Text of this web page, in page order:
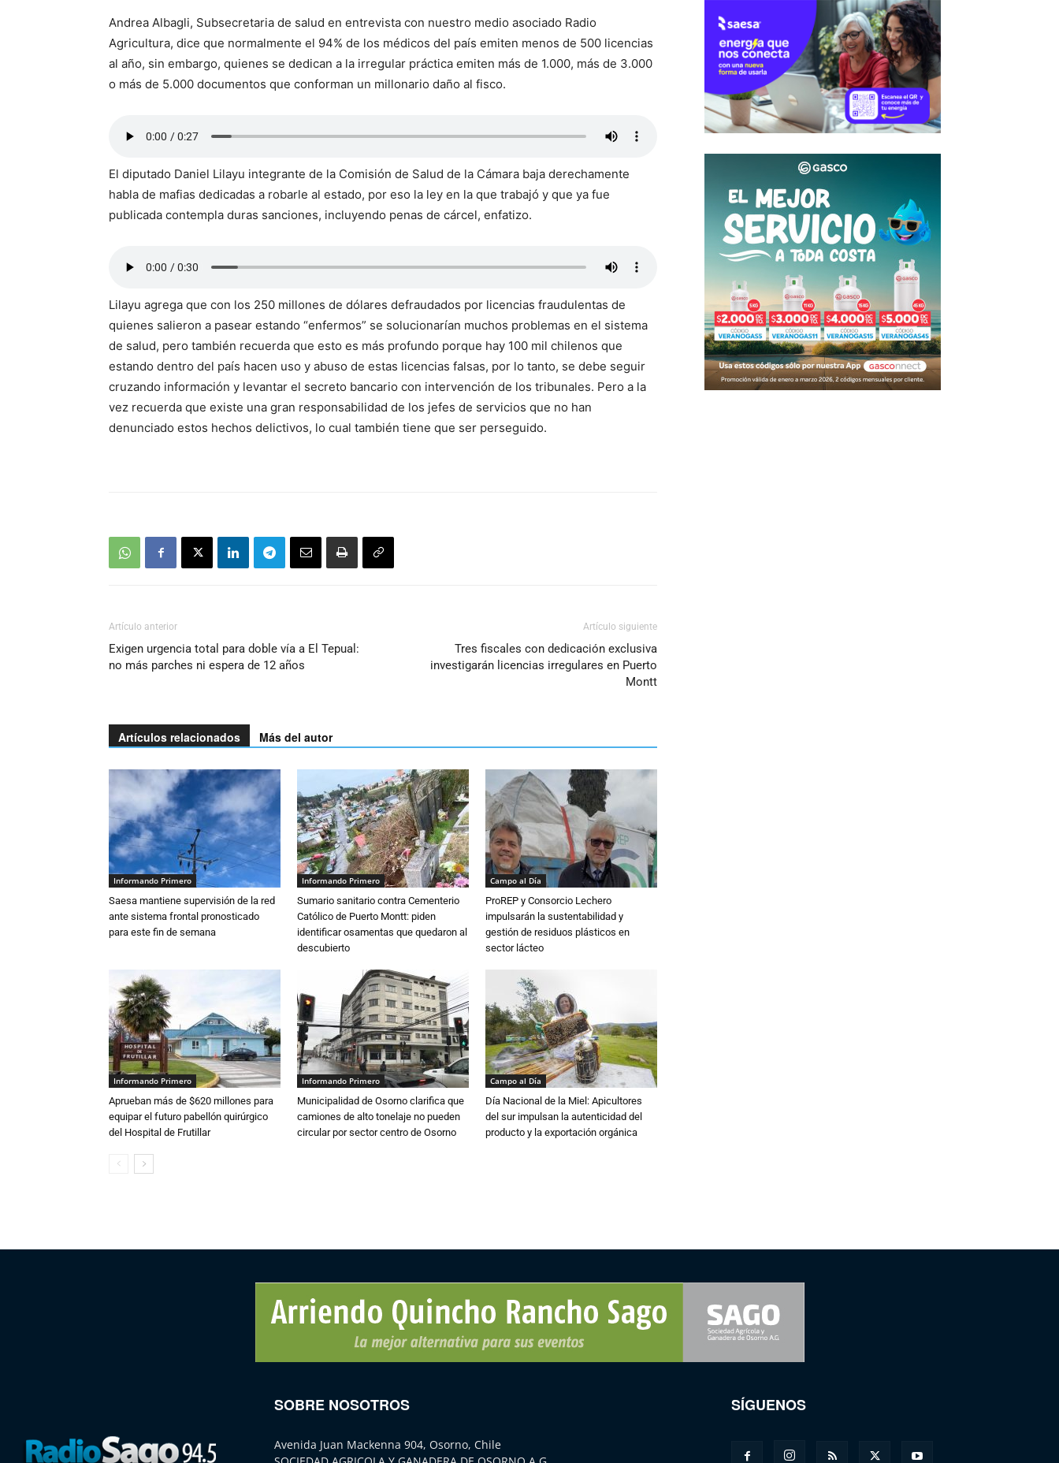
Andrea Albagli, Subsecretaria de salud en entrevista con nuestro medio asociado Radio
Agricultura, dice que normalmente el 94% de los médicos del país emiten menos de 500 licencias
al año, sin embargo, quienes se dedican a la irregular práctica emiten más de 1.000, más de 3.000
o más de 5.000 documentos que conforman un millonario daño al fisco.
El diputado Daniel Lilayu integrante de la Comisión de Salud de la Cámara baja derechamente
habla de mafias dedicadas a robarle al estado, por eso la ley en la que trabajó y que ya fue
publicada contempla duras sanciones, incluyendo penas de cárcel, enfatizo.
Lilayu agrega que con los 250 millones de dólares defraudados por licencias fraudulentas de
quienes salieron a pasear estando “enfermos” se solucionarían muchos problemas en el sistema
de salud, pero también recuerda que esto es más profundo porque hay 100 mil chilenos que
estando dentro del país hacen uso y abuso de estas licencias falsas, por lo tanto, se debe seguir
cruzando información y levantar el secreto bancario con intervención de los tribunales. Pero a la
vez recuerda que existe una gran responsabilidad de los jefes de servicios que no han
denunciado estos hechos delictivos, lo cual también tiene que ser perseguido.
Artículo anterior
Exigen urgencia total para doble vía a El Tepual:
no más parches ni espera de 12 años
Artículo siguiente
Tres fiscales con dedicación exclusiva
investigarán licencias irregulares en Puerto
Montt
Artículos relacionados Más del autor
Informando Primero
Saesa mantiene supervisión de la red
ante sistema frontal pronosticado
para este fin de semana
Informando Primero
Sumario sanitario contra Cementerio
Católico de Puerto Montt: piden
identificar osamentas que quedaron al
descubierto
Campo al Día
ProREP y Consorcio Lechero
impulsarán la sustentabilidad y
gestión de residuos plásticos en
sector lácteo
Informando Primero
Aprueban más de $620 millones para
equipar el futuro pabellón quirúrgico
del Hospital de Frutillar
Informando Primero
Municipalidad de Osorno clarifica que
camiones de alto tonelaje no pueden
circular por sector centro de Osorno
Campo al Día
Día Nacional de la Miel: Apicultores
del sur impulsan la autenticidad del
producto y la exportación orgánica
SOBRE NOSOTROS
Avenida Juan Mackenna 904, Osorno, Chile
SÍGUENOS